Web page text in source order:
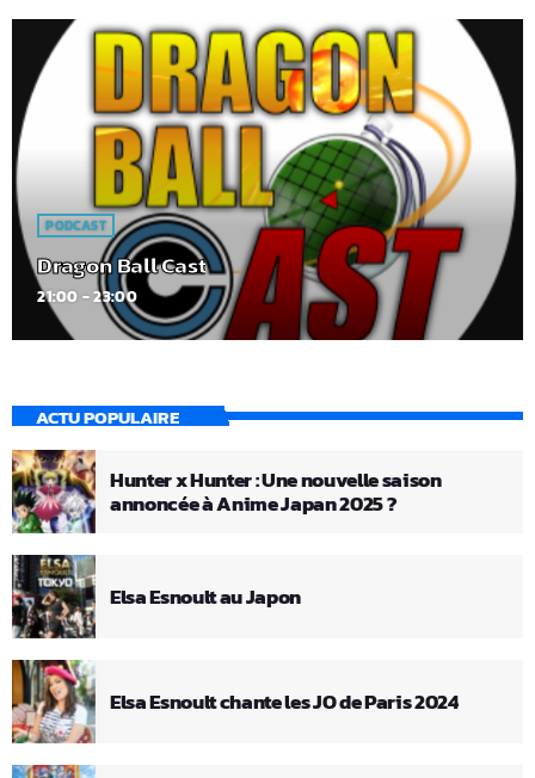
PODCAST
Dragon Ball Cast
21:00 - 23:00
ACTU POPULAIRE
Hunter x Hunter : Une nouvelle saison
annoncée à Anime Japan 2025 ?
Elsa Esnoult au Japon
Elsa Esnoult chante les JO de Paris 2024